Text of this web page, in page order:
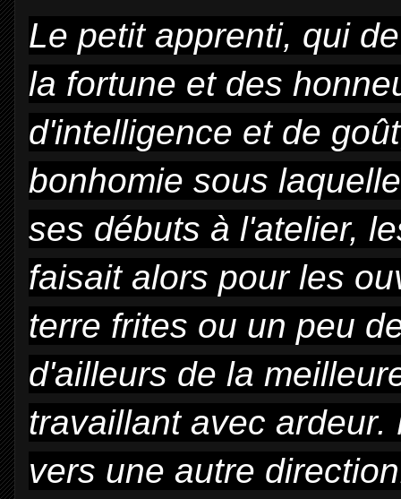
Le petit apprenti, qui
la fortune et des
d'intelligence et de
bonhomie sous
ses débuts à l'atelier,
faisait alors pour les
terre frites ou un peu
d'ailleurs de la
travaillant avec
vers une autre